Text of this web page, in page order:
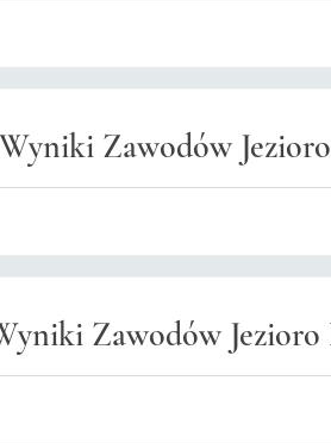
Zawodów Jezioro
Zawodów Jezioro